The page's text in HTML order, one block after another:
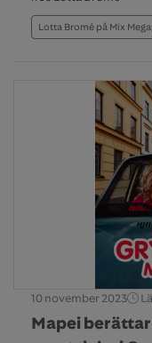
Lotta Bromé på Mix
10 november 2023
Mapei